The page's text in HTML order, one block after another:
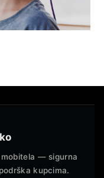
— sigurna
kupcima.